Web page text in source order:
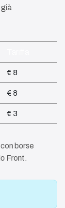
€ 8
€ 8
€ 3
borse
Front.